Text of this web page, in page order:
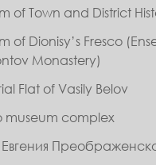
of Town and District
of Dionisy’s Fresco
Monastery)
Flat of Vasily Belov
museum complex